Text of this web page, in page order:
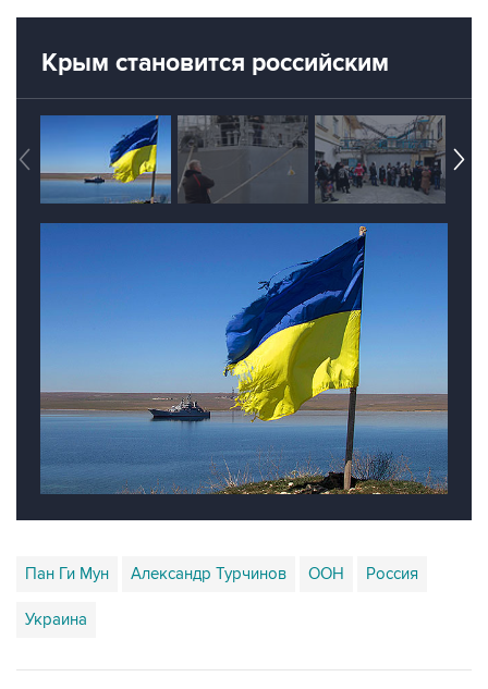
Крым становится российским
Пан Ги Мун Александр Турчинов ООН Россия
Украина